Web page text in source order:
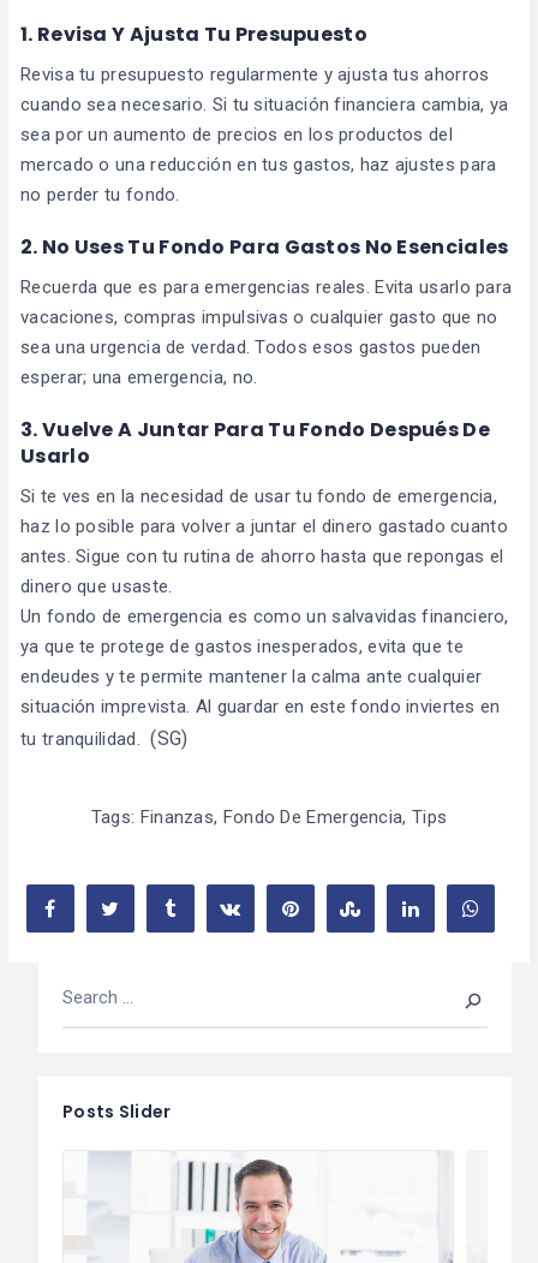
1. Revisa Y Ajusta Tu Presupuesto
Revisa tu presupuesto regularmente y ajusta tus ahorros
cuando sea necesario. Si tu situación financiera cambia, ya
sea por un aumento de precios en los productos del
mercado o una reducción en tus gastos, haz ajustes para
no perder tu fondo.
2. No Uses Tu Fondo Para Gastos No Esenciales
Recuerda que es para emergencias reales. Evita usarlo para
vacaciones, compras impulsivas o cualquier gasto que no
sea una urgencia de verdad. Todos esos gastos pueden
esperar; una emergencia, no.
3. Vuelve A Juntar Para Tu Fondo Después De
Usarlo
Si te ves en la necesidad de usar tu fondo de emergencia,
haz lo posible para volver a juntar el dinero gastado cuanto
antes. Sigue con tu rutina de ahorro hasta que repongas el
dinero que usaste.
Un fondo de emergencia es como un salvavidas financiero,
ya que te protege de gastos inesperados, evita que te
endeudes y te permite mantener la calma ante cualquier
situación imprevista. Al guardar en este fondo inviertes en
tu tranquilidad.(SG)
Tags: Finanzas, Fondo De Emergencia, Tips
Posts Slider